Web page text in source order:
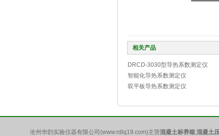
相关产品
DRCD-3030型导热系数测定仪
智能化导热系数测定仪
双平板导热系数测定仪
沧州华韵实验仪器有限公司(www.rdlq19.com)主营混凝土标养箱,混凝土